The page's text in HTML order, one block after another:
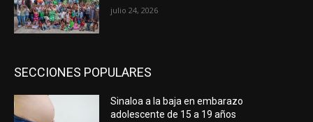
julio 24, 2026
SECCIONES POPULARES
Sinaloa a la baja en embarazo
adolescente de 15 a 19 años